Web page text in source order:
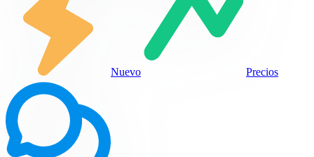
Nuevo Precios